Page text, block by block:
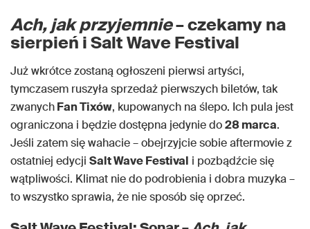
Ach, jak przyjemnie– czekamy na
sierpień i Salt Wave Festival
Już wkrótce zostaną ogłoszeni pierwsi artyści,
tymczasem ruszyła sprzedaż pierwszych biletów, tak
zwanychFan Tixów, kupowanych na ślepo. Ich pula jest
ograniczona i będzie dostępna jedynie do28 marca.
Jeśli zatem się wahacie – obejrzyjcie sobie aftermovie z
ostatniej edycji Salt Wave Festival i pozbądźcie się
wątpliwości. Klimat nie do podrobienia i dobra muzyka –
to wszystko sprawia, że nie sposób się oprzeć.